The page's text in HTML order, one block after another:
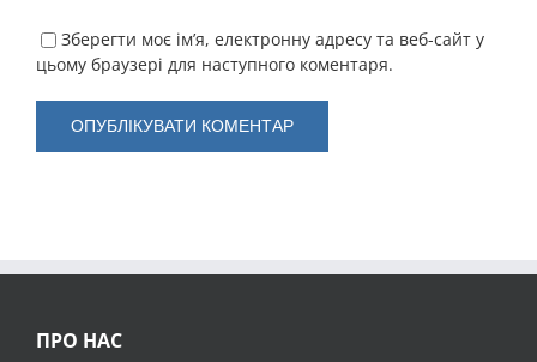
Зберегти моє ім’я, електронну адресу та веб-сайт у
цьому браузері для наступного коментаря.
ПРО НАС